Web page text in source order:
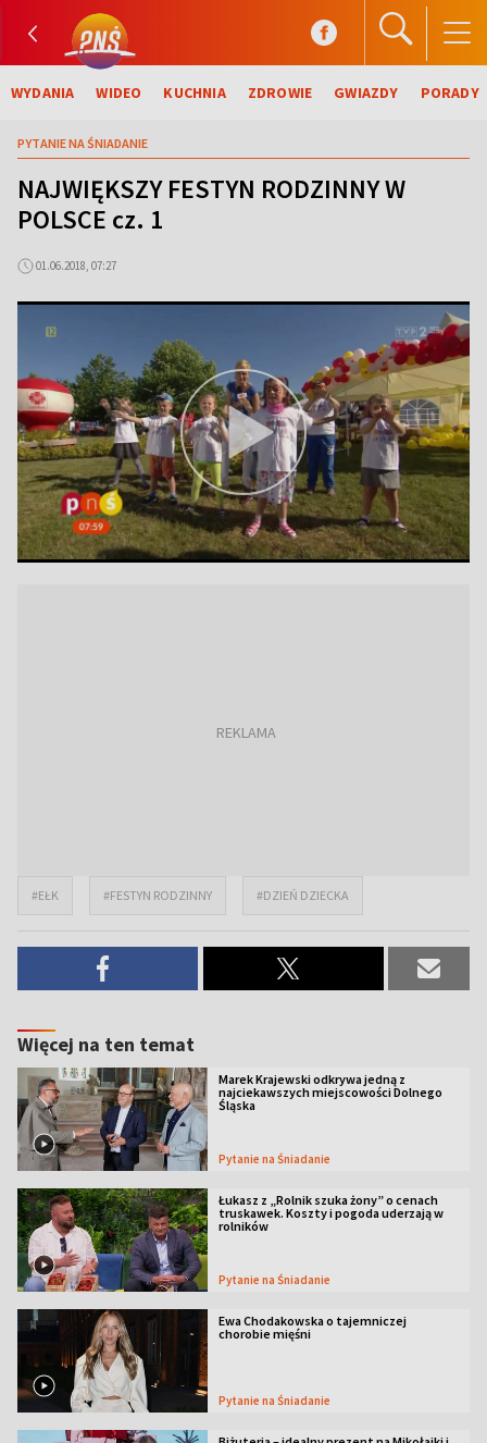
WYDANIA WIDEO KUCHNIA ZDROWIE GWIAZDY PORADY
PYTANIE NA ŚNIADANIE
NAJWIĘKSZY FESTYN RODZINNY W
POLSCE cz. 1
01.06.2018, 07:27
#EŁK #FESTYN RODZINNY #DZIEŃ DZIECKA
Więcej na ten temat
Marek Krajewski odkrywa jedną z
najciekawszych miejscowości Dolnego
Śląska
Pytanie na Śniadanie
Łukasz z „Rolnik szuka żony” o cenach
truskawek. Koszty i pogoda uderzają w
rolników
Pytanie na Śniadanie
Ewa Chodakowska o tajemniczej
chorobie mięśni
Pytanie na Śniadanie